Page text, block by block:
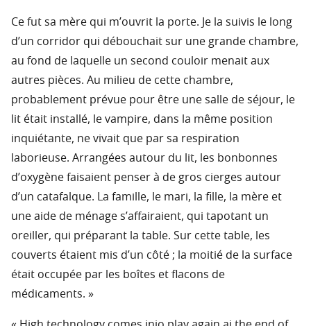
Ce fut sa mère qui m’ouvrit la porte. Je la suivis le long
d’un corridor qui débouchait sur une grande chambre,
au fond de laquelle un second couloir menait aux
autres pièces. Au milieu de cette chambre,
probablement prévue pour être une salle de séjour, le
lit était installé, le vampire, dans la même position
inquiétante, ne vivait que par sa respiration
laborieuse. Arrangées autour du lit, les bonbonnes
d’oxygène faisaient penser à de gros cierges autour
d’un catafalque. La famille, le mari, la fille, la mère et
une aide de ménage s’affairaient, qui tapotant un
oreiller, qui préparant la table. Sur cette table, les
couverts étaient mis d’un côté ; la moitié de la surface
était occupée par les boîtes et flacons de
médicaments. »